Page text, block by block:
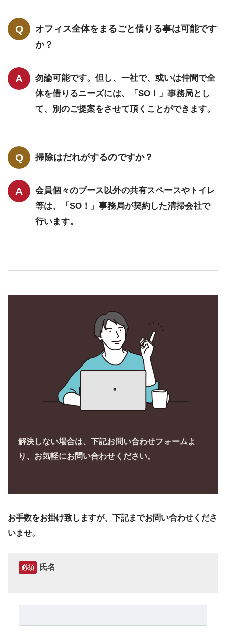
オフィス全体をまるごと借りる事は可能です
か？
勿論可能です。但し、一社で、或いは仲間で全
体を借りるニーズには、「SO！」事務局とし
て、別のご提案をさせて頂くことができます。
掃除はだれがするのですか？
会員個々のブース以外の共有スペースやトイレ
等は、「SO！」事務局が契約した清掃会社で
行います。
解決しない場合は、下記お問い合わせフォームよ
り、お気軽にお問い合わせください。
お手数をお掛け致しますが、下記までお問い合わせくださ
いませ。
必須 氏名